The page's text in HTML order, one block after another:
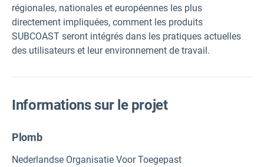
régionales, nationales et européennes les plus
directement impliquées, comment les produits
SUBCOAST seront intégrés dans les pratiques actuelles
des utilisateurs et leur environnement de travail.
Informations sur le projet
Plomb
Nederlandse Organisatie Voor Toegepast